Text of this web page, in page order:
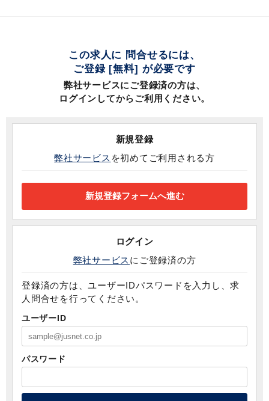
この求人に 問合せるには、
ご登録 [無料] が必要です
弊社サービスにご登録済の方は、
ログインしてからご利用ください。
新規登録
弊社サービス を初めてご利用される方
ログイン
弊社サービス にご登録済の方
登録済の方は、ユーザーIDパスワードを入力し、求
人問合せを行ってください。
ユーザーID
パスワード